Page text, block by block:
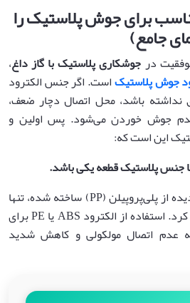
برای جوش پلاستیک را
جامع)
درجوشکاری پلاستیک با گاز داغ،
جوش پلاستیکاست. اگر جنس الکترود
نداشته باشد، محل اتصال دچار ضعف،
جوش خوردن می‌شود. پس اولین و
این است که:
جنس پلاستیک قطعه یکی باشد.
برای مثال، اگر قطعه آسیب‌دیده از پلی‌پروپیلن (PP) ساخته شده، تنها
استفاده کرد. استفاده از الکترود ABS یا PE برای
عدم اتصال مولکولی و کاهش شدید